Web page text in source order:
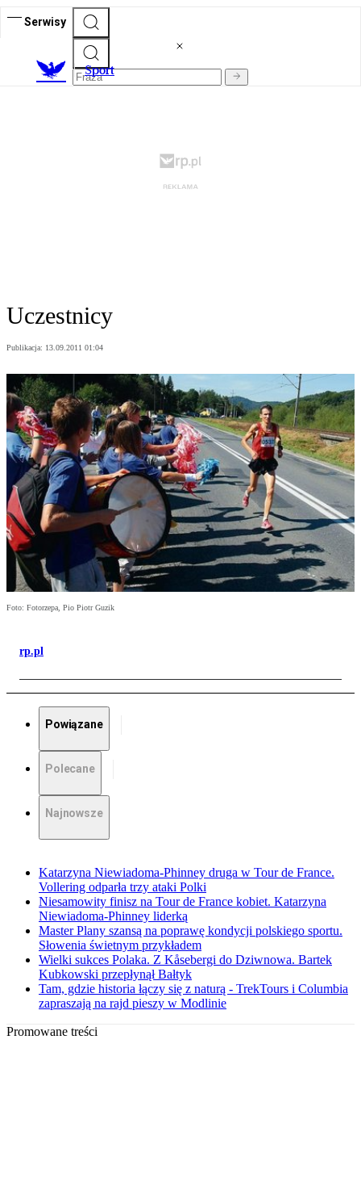
Serwisy
Sport
Uczestnicy
Publikacja: 13.09.2011 01:04
Foto: Fotorzepa, Pio Piotr Guzik
rp.pl
Powiązane
Polecane
Najnowsze
Katarzyna Niewiadoma-Phinney druga w Tour de France.
Vollering odparła trzy ataki Polki
Niesamowity finisz na Tour de France kobiet. Katarzyna
Niewiadoma-Phinney liderką
Master Plany szansą na poprawę kondycji polskiego sportu.
Słowenia świetnym przykładem
Wielki sukces Polaka. Z Kåsebergi do Dziwnowa. Bartek
Kubkowski przepłynął Bałtyk
Tam, gdzie historia łączy się z naturą - TrekTours i Columbia
zapraszają na rajd pieszy w Modlinie
Promowane treści